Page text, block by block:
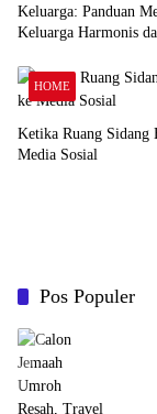
Keluarga: Panduan
Keluarga Harmonis
HOME
Ketika Ruang Sidang
Media Sosial
Pos Populer